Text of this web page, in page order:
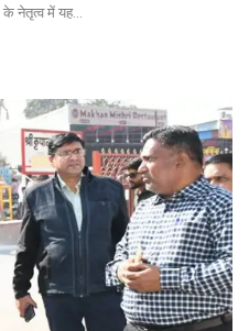
के नेतृत्व में यह…